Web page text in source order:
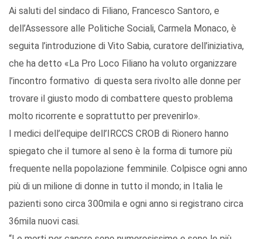
Ai saluti del sindaco di Filiano, Francesco Santoro, e
dell’Assessore alle Politiche Sociali, Carmela Monaco, è
seguita l’introduzione di Vito Sabia, curatore dell’iniziativa,
che ha detto «La Pro Loco Filiano ha voluto organizzare
l’incontro formativo di questa sera rivolto alle donne per
trovare il giusto modo di combattere questo problema
molto ricorrente e soprattutto per prevenirlo».
I medici dell’equipe dell’IRCCS CROB di Rionero hanno
spiegato che il tumore al seno è la forma di tumore più
frequente nella popolazione femminile. Colpisce ogni anno
più di un milione di donne in tutto il mondo; in Italia le
pazienti sono circa 300mila e ogni anno si registrano circa
36mila nuovi casi.